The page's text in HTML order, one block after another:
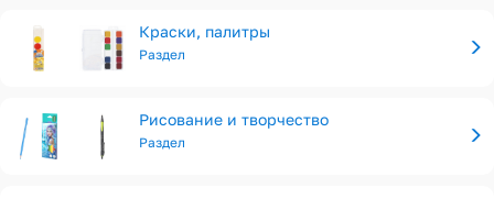
Краски, палитры
Раздел
Рисование и творчество
Раздел